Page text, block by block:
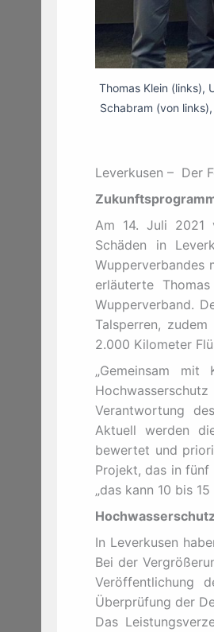
Thomas Klein (links),
Schabram (von
Leverkusen – Der
Am 14. Juli 2021
Schäden in
Wupperverbandes
erläuterte
Wupperverband.
Talsperren,
2.000 Kilometer
„Gemeinsam mit
Verantwortung
Aktuell werden
bewertet und
Projekt, das in fünf
„das kann 10 bis 15
In Leverkusen
Bei der
Veröffentlichung
Überprüfung der
Das